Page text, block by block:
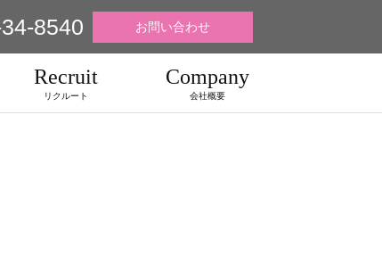
8540 お問い合わせ
Recruit
リクルート
Company
会社概要